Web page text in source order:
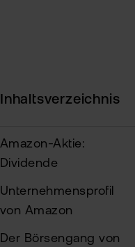
Inhaltsverzeichnis
Amazon-Aktie:
Dividende
Unternehmensprofil
von Amazon
Der Börsengang von